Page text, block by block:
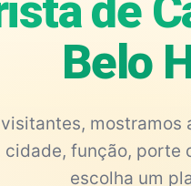
de
Belo
mostramos
cidade, função, porte
escolha um